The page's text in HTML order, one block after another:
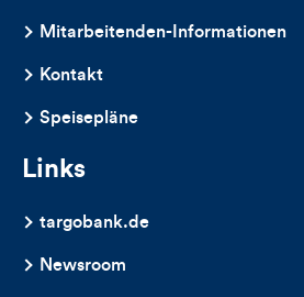
Mitarbeitenden-Informationen
Kontakt
Speisepläne
Links
targobank.de
Newsroom